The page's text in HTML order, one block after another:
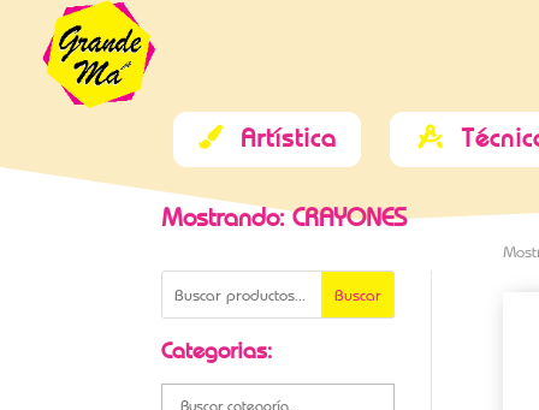
 Artística 
Mostrando: CRAYONES
Buscar
Categorias: